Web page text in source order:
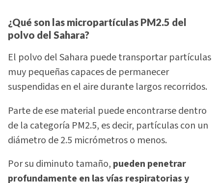
¿Qué son las micropartículas PM2.5 del
polvo del Sahara?
El polvo del Sahara puede transportar partículas
muy pequeñas capaces de permanecer
suspendidas en el aire durante largos recorridos.
Parte de ese material puede encontrarse dentro
de la categoría PM2.5, es decir, partículas con un
diámetro de 2.5 micrómetros o menos.
Por su diminuto tamaño, pueden penetrar
profundamente en las vías respiratorias y